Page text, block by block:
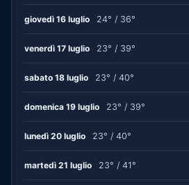
giovedì 16 luglio 24° / 36°
venerdì 17 luglio 23° / 39°
sabato 18 luglio 23° / 40°
domenica 19 luglio 23° / 39°
lunedì 20 luglio 23° / 40°
martedì 21 luglio 23° / 41°